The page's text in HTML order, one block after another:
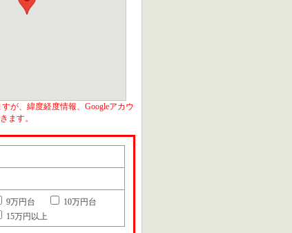
が、緯度経度情報、Googleアカウ
ます。
9万円台
10万円台
15万円以上